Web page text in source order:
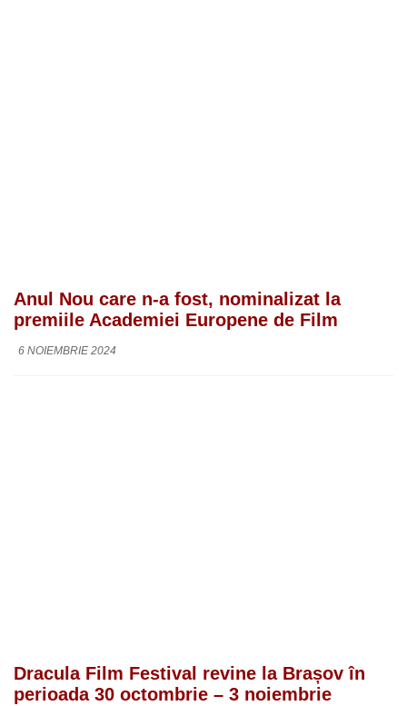
Anul Nou care n-a fost, nominalizat la
premiile Academiei Europene de Film
6 NOIEMBRIE 2024
Dracula Film Festival revine la Brașov în
perioada 30 octombrie – 3 noiembrie